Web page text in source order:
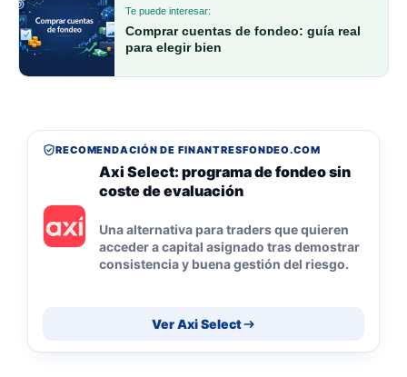
Te puede interesar:
Comprar cuentas de fondeo: guía real
para elegir bien
RECOMENDACIÓN DE FINANTRESFONDEO.COM
Axi Select: programa de fondeo sin
coste de evaluación
Una alternativa para traders que quieren
acceder a capital asignado tras demostrar
consistencia y buena gestión del riesgo.
Ver Axi Select